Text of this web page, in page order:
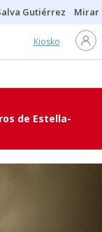
Gutiérrez Mirar
Kiosko
de Estella-